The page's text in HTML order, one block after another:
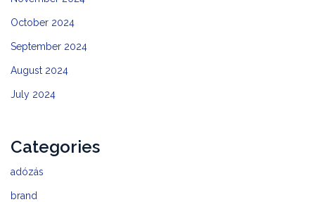
October 2024
September 2024
August 2024
July 2024
Categories
adózás
brand